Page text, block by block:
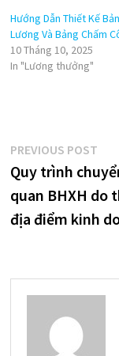
Hướng Dẫn Thiết Kế
Lương Và Bảng Chấm
10 Tháng 10, 2025
In "Lương thưởng"
Điều
hướng
bài
PREVIOUS POST
Quy trình
quan BHXH do
địa điểm kinh